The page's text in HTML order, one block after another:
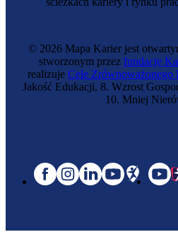
© 2026 Mapa Karier jest
stworzonym przez fundację
realizuje Cele
Jakość Edukacji, 8. Wzrost
10. Mniej